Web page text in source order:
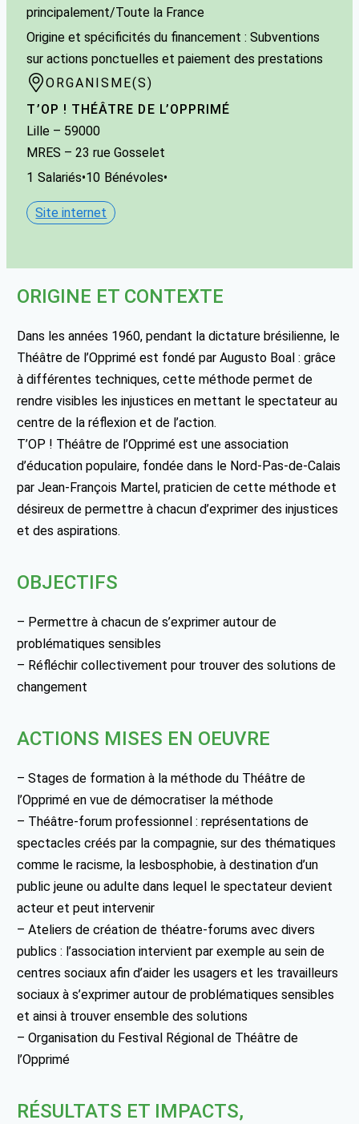
principalement/Toute la France
Origine et spécificités du financement : Subventions
sur actions ponctuelles et paiement des prestations
ORGANISME(S)
T’OP ! THÉÂTRE DE L’OPPRIMÉ
Lille – 59000
MRES – 23 rue Gosselet
1 Salariés•10 Bénévoles•
Site internet
ORIGINE ET CONTEXTE
Dans les années 1960, pendant la dictature brésilienne, le
Théâtre de l’Opprimé est fondé par Augusto Boal : grâce
à différentes techniques, cette méthode permet de
rendre visibles les injustices en mettant le spectateur au
centre de la réflexion et de l’action.
T’OP ! Théâtre de l’Opprimé est une association
d’éducation populaire, fondée dans le Nord-Pas-de-Calais
par Jean-François Martel, praticien de cette méthode et
désireux de permettre à chacun d’exprimer des injustices
et des aspirations.
OBJECTIFS
– Permettre à chacun de s’exprimer autour de
problématiques sensibles
– Réfléchir collectivement pour trouver des solutions de
changement
ACTIONS MISES EN OEUVRE
– Stages de formation à la méthode du Théâtre de
l’Opprimé en vue de démocratiser la méthode
– Théâtre-forum professionnel : représentations de
spectacles créés par la compagnie, sur des thématiques
comme le racisme, la lesbosphobie, à destination d’un
public jeune ou adulte dans lequel le spectateur devient
acteur et peut intervenir
– Ateliers de création de théatre-forums avec divers
publics : l’association intervient par exemple au sein de
centres sociaux afin d’aider les usagers et les travailleurs
sociaux à s’exprimer autour de problématiques sensibles
et ainsi à trouver ensemble des solutions
– Organisation du Festival Régional de Théâtre de
l’Opprimé
RÉSULTATS ET IMPACTS,